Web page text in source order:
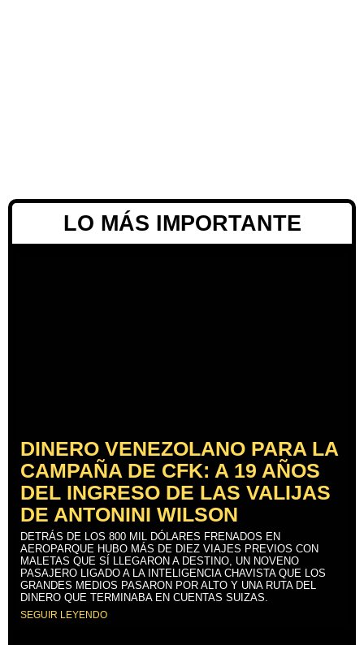
LO MÁS IMPORTANTE
DINERO VENEZOLANO PARA LA
CAMPAÑA DE CFK: A 19 AÑOS
DEL INGRESO DE LAS VALIJAS
DE ANTONINI WILSON
DETRÁS DE LOS 800 MIL DÓLARES FRENADOS EN
AEROPARQUE HUBO MÁS DE DIEZ VIAJES PREVIOS CON
MALETAS QUE SÍ LLEGARON A DESTINO, UN NOVENO
PASAJERO LIGADO A LA INTELIGENCIA CHAVISTA QUE LOS
GRANDES MEDIOS PASARON POR ALTO Y UNA RUTA DEL
DINERO QUE TERMINABA EN CUENTAS SUIZAS.
SEGUIR LEYENDO